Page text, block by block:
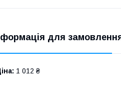
для
1 012 ₴